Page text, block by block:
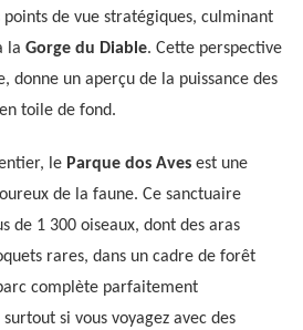
de vue stratégiques, culminant
la Gorge du Diable. Cette perspective
donne un aperçu de la puissance des
toile de fond.
le Parque dos Aves est une
de la faune. Ce sanctuaire
de 1 300 oiseaux, dont des aras
rares, dans un cadre de forêt
complète parfaitement
si vous voyagez avec des